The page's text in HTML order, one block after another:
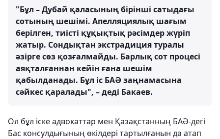
"Бұл – Дубай қаласының бірінші сатыдағы
сотының шешімі. Апелляциялық шағым
берілген, тиісті құқықтық рәсімдер жүріп
жатыр. Сондықтан экстрадиция туралы
әзірге сөз қозғалмайды. Барлық сот процесі
аяқталғаннан кейін ғана шешім
қабылданады. Бұл іс БАӘ заңнамасына
сәйкес қаралады", – деді Бакаев.
Ол бұл іске адвокаттар мен Қазақстанның БАӘ-дегі
Бас консулдығының өкілдері тартылғанын да атап